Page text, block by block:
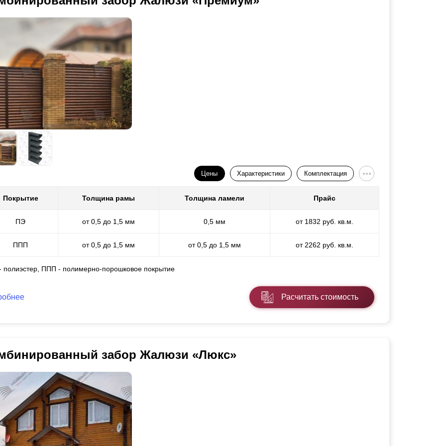
Цены Характеристики Комплектация
Покрытие Толщина рамы Толщина ламели Прайс
ПЭ от 0,5 до 1,5 мм 0,5 мм от 1832 руб. кв.м.
ППП от 0,5 до 1,5 мм от 0,5 до 1,5 мм от 2262 руб. кв.м.
полиэстер, ППП - полимерно-порошковое покрытие
Расчитать стоимость
забор Жалюзи «Люкс»